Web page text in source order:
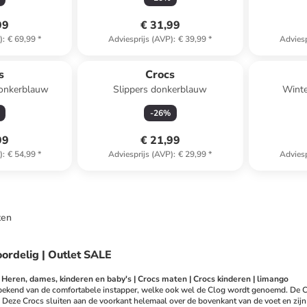
: € 69,99*
€ 31,99
Adviesprijs (AVP): € 39,99*
: € 54,99*
Crocs
Slippers donkerblauw
-26%
€ 21,99
Adviesprijs (AVP): € 29,99*
| Outlet SALE
dames, kinderen en baby's | Crocs maten | Crocs kinderen | limango
van de comfortabele instapper, welke ook wel de Clog wordt genoemd.
Crocs sluiten aan de voorkant helemaal over de bovenkant van de voet en